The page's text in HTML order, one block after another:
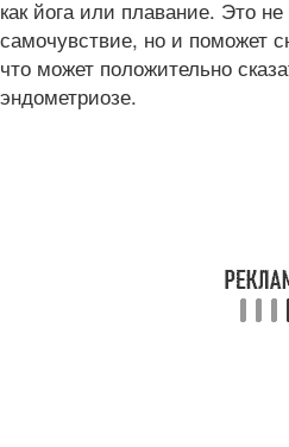
как йога или плавание. Это
самочувствие, но и поможет
что может положительно
эндометриозе.